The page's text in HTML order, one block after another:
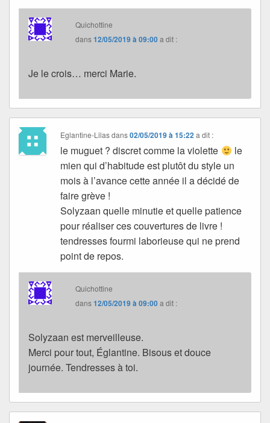
Quichottine
dans12/05/2019 à 09:00a dit :
Je le crois… merci Marie.
Eglantine-Lilasdans02/05/2019 à 15:22 a dit :
le muguet ? discret comme la violette
le
mien qui d’habitude est plutôt du style un
mois à l’avance cette année il a décidé de
faire grève !
Solyzaan quelle minutie et quelle patience
pour réaliser ces couvertures de livre !
tendresses fourmi laborieuse qui ne prend
point de repos.
Quichottine
dans12/05/2019 à 09:00a dit :
Solyzaan est merveilleuse.
Merci pour tout, Églantine. Bisous et douce
journée. Tendresses à toi.